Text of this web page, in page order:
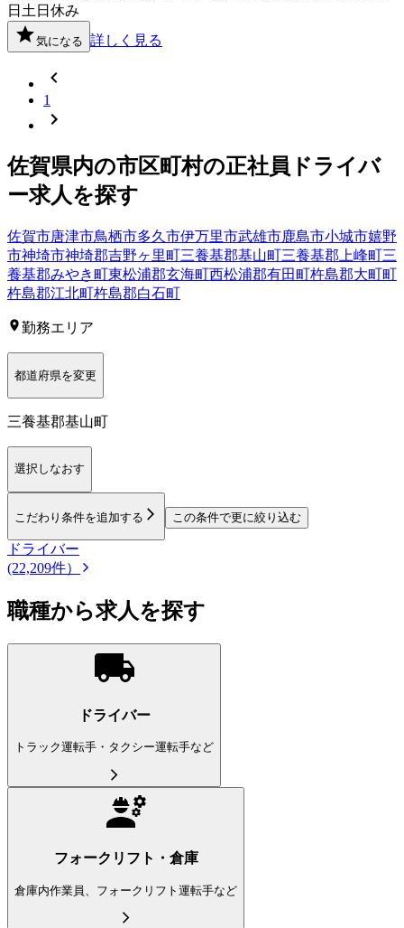
日 土日休み
気になる 詳しく見る
1
佐賀県内の市区町村の正社員 ドライバ
ー求人を探す
佐賀市唐津市鳥栖市多久市伊万里市武雄市鹿島市小城市嬉野
市神埼市神埼郡吉野ヶ里町三養基郡基山町三養基郡上峰町三
養基郡みやき町東松浦郡玄海町西松浦郡有田町杵島郡大町町
杵島郡江北町杵島郡白石町
勤務エリア
都道府県を変更
三養基郡基山町
選択しなおす
こだわり条件を追加する この条件で更に絞り込む
ドライバー
(22,209件）
職種から求人を探す
ドライバー
トラック運転手・タクシー運転手など
フォークリフト・倉庫
倉庫内作業員、フォークリフト運転手など